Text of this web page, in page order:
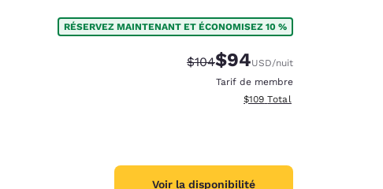
RÉSERVEZ MAINTENANT ET ÉCONOMISEZ 10 %
Tarif barré :
$104Tarif réduit :
$94USD/nuit
Tarif de membre
Afficher les détails totaux
$109 Total
Voir la disponibilité